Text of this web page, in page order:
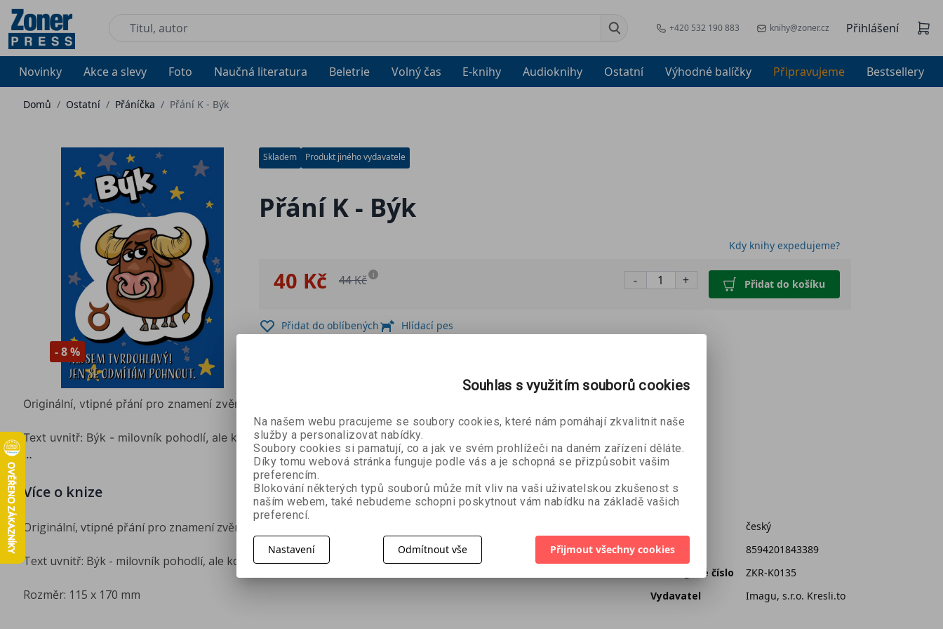
+420 532 190 883 knihy@zoner.cz Přihlášení
Novinky Akce a slevy Foto Naučná literatura Beletrie Volný čas E-knihy Audioknihy Ostatní Výhodné balíčky Připravujeme Bestsellery
Domů / Ostatní / Přáníčka / Přání K - Býk
- 8 %
Skladem Produkt jiného vydavatele
Přání K - Býk
Kdy knihy expedujeme?
40 Kč 44 Kč i - + Přidat do košíku
Přidat do oblíbených Hlídací pes
Originální, vtipné přání pro znamení zvěrokruhu - Býk, s textem na titulce: Nejsem tvrdohlavý! Jen se odmítám pohnout.
Text uvnitř: Býk - milovník pohodlí, ale když se rozhodne pohnout, jde si za svým vervou buldozeru.
Více o knize
Originální, vtipné přání pro znamení zvěrokruhu - Býk, s textem na titulce: Nejsem tvrdohlavý! Jen se odmítám pohnout.
Text uvnitř: Býk - milovník pohodlí, ale když se rozhodne pohnout, jde si za svým vervou buldozeru.
Rozměr: 115 x 170 mm
český
EAN
8594201843389
Katalogové číslo
ZKR-K0135
Vydavatel
Imagu, s.r.o. Kresli.to
Souhlas s využitím souborů cookies
Na našem webu pracujeme se soubory cookies, které nám pomáhají zkvalitnit naše
služby a personalizovat nabídky.
Soubory cookies si pamatují, co a jak ve svém prohlížeči na daném zařízení děláte.
Díky tomu webová stránka funguje podle vás a je schopná se přizpůsobit vašim
preferencím.
Blokování některých typů souborů může mít vliv na vaši uživatelskou zkušenost s
naším webem, také nebudeme schopni poskytnout vám nabídku na základě vašich
preferencí.
Nastavení Odmítnout vše Přijmout všechny cookies